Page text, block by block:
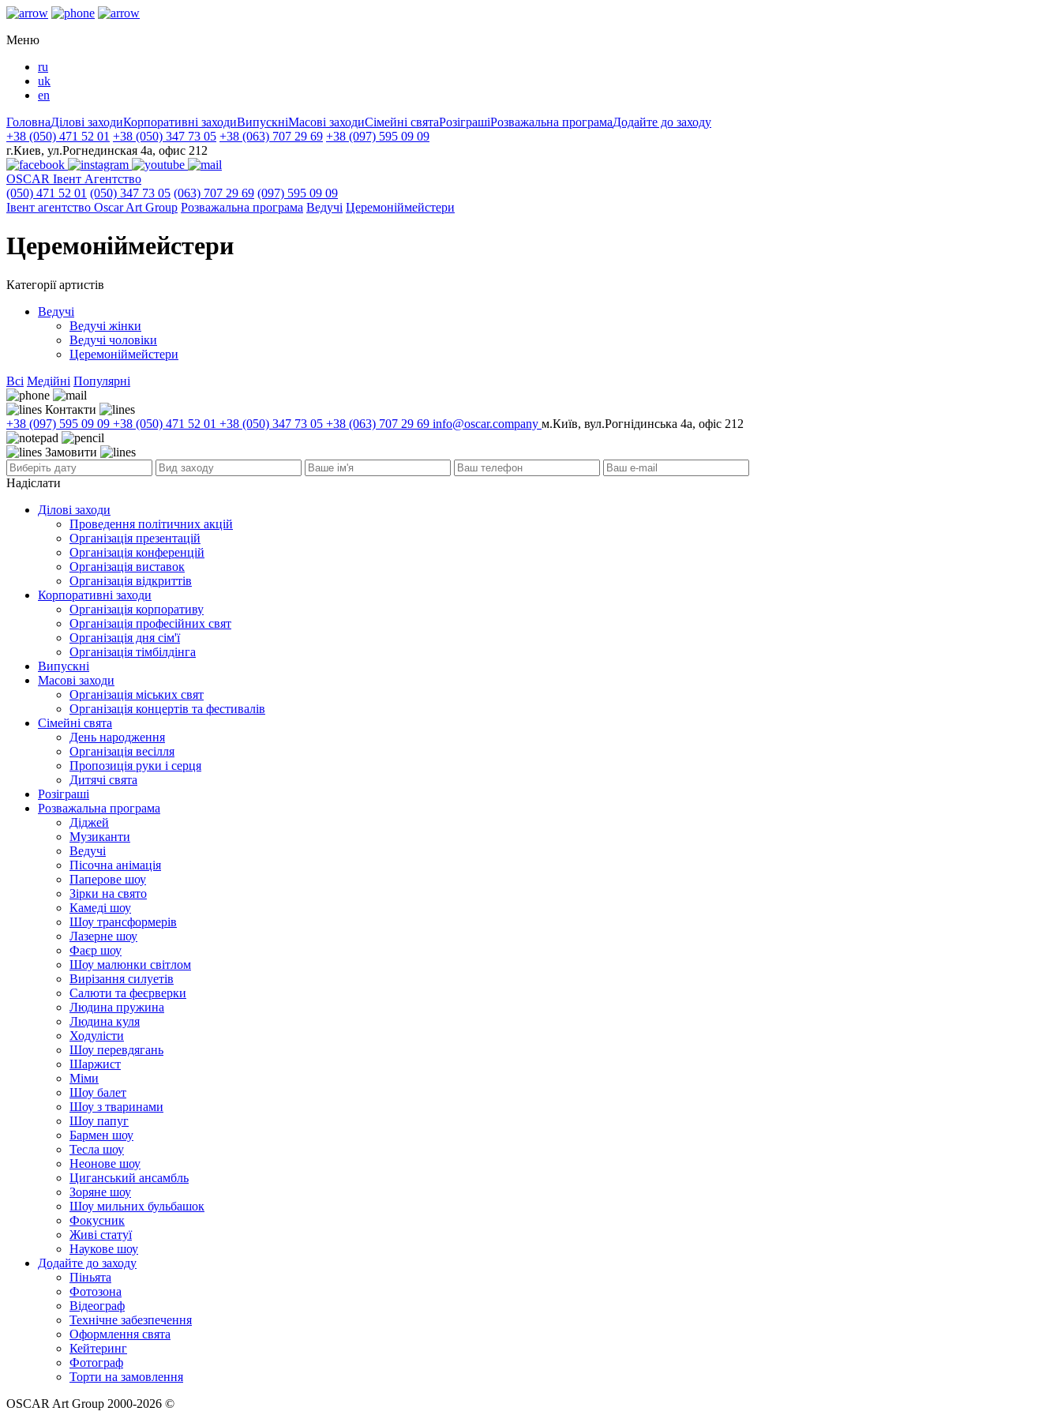
Меню
ru
uk
en
ГоловнаДілові заходиКорпоративні заходиВипускніМасові заходиСімейні святаРозіграшіРозважальна програмаДодайте до заходу
+38 (050) 471 52 01 +38 (050) 347 73 05 +38 (063) 707 29 69 +38 (097) 595 09 09
г.Киев, ул.Рогнединская 4а, офис 212
OSCAR Івент Агентство
(050) 471 52 01 (050) 347 73 05 (063) 707 29 69 (097) 595 09 09
Iвент агентство Оscar Art Group Розважальна програма Ведучі Церемоніймейстери
Церемоніймейстери
Категорії артистів
Ведучі
Ведучі жінки
Ведучi чоловіки
Церемоніймейстери
Всі Медійні Популярні
Контакти
+38 (097) 595 09 09 +38 (050) 471 52 01 +38 (050) 347 73 05 +38 (063) 707 29 69 info@oscar.company м.Київ, вул.Рогнідинська 4а, офіс 212
Замовити
Надіслати
Ділові заходи
Проведення політичних акцій
Oрганізація презентацій
Організація конференцій
Організація виставок
Організація відкриттів
Корпоративні заходи
Організація корпоративу
Організація професійних свят
Організація дня сім'ї
Організація тімбілдінга
Випускні
Масові заходи
Організація міських свят
Організація концертів та фестивалів
Сімейні свята
День народження
Організація весілля
Пропозиція руки і серця
Дитячі свята
Розіграші
Розважальна програма
Діджей
Музиканти
Ведучі
Пісочна анімація
Паперове шоу
Зірки на свято
Камеді шоу
Шоу трансформерів
Лазерне шоу
Фаєр шоу
Шоу малюнки світлом
Вирізання силуетів
Салюти та феєрверки
Людина пружина
Людина куля
Ходулісти
Шоу перевдягань
Шаржист
Міми
Шоу балет
Шоу з тваринами
Шоу папуг
Бармен шоу
Тесла шоу
Неонове шоу
Циганський ансамбль
Зоряне шоу
Шоу мильних бульбашок
Фокусник
Живі статуї
Наукове шоу
Додайте до заходу
Піньята
Фотозона
Відеограф
Технічне забезпечення
Оформлення свята
Кейтеринг
Фотограф
Торти на замовлення
OSCAR Art Group 2000-2026 ©